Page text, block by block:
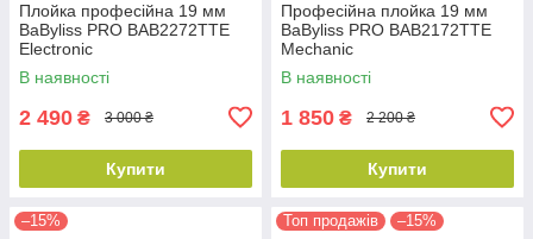
Плойка професійна 19 мм
BaByliss PRO BAB2272TTE
Electronic
В наявності
2 490 ₴ 3 000 ₴
Купити
Професійна плойка 19 мм
BaByliss PRO BAB2172TTE
Mechanic
В наявності
1 850 ₴ 2 200 ₴
Купити
–15% Топ продажів –15%